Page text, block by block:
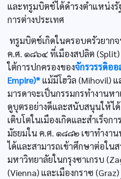
และทรูมบิตช์ได้ดำรงตำแหน่งรั
การต่างประเทศ
ทรูมบิตช์เกิดในครอบครัวยา
ค.ศ. ๑๘๖๔ ที่เมืองสปลิต (Split)
ใต้การปกครองของจักรวรรดิออ
Empire)* แม้มีโฮวิล (Mihovil)
มารดาจะเป็นกรรมกรทำงานห
ดูบุตรอย่างดีและสนับสนุนให้ไ
เติบโตในเมืองเกิดและสำเร็จ
มัธยมใน ค.ศ. ๑๘๘๒ เขาทำงาน
ได้และสามารถเข้าศึกษาต่อใน
มหาวิทยาลัยในกรุงซาเกรบ
(Vienna) และเมืองกราซ